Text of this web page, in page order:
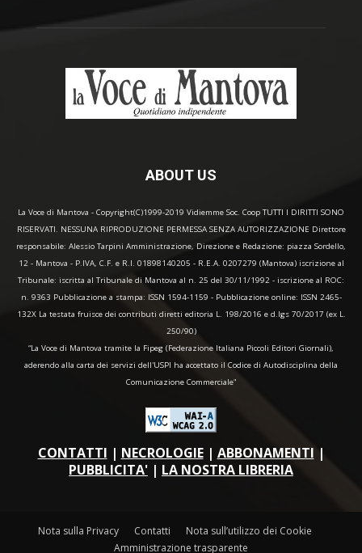
ABOUT US
La Voce di Mantova - Copyright(C)1999-2019 Vidiemme Soc. Coop TUTTI I DIRITTI SONO
RISERVATI. NESSUNA RIPRODUZIONE PERMESSA SENZA AUTORIZZAZIONE Direttore
responsabile: Alessio Tarpini Amministrazione, Direzione e Redazione: piazza Sordello,
12 - Mantova - P.IVA, C.F. e R.I. 01898140205 - R.E.A. 0207279 (Mantova) iscrizione al
Tribunale: iscritta al Tribunale di Mantova al n. 25 del 30/11/1992 - iscrizione al ROC:
n. 9363 Pubblicazione a stampa: ISSN 1594-1159 - Pubblicazione online: ISSN 2465-
132X La testata fruisce dei contributi diretti editoria L. 198/2016 e d.lgs 70/2017 (ex L.
250/90)
“La Voce di Mantova tramite la Fipeg (Federazione Italiana Piccoli Editori Giornali),
aderendo alla carta dei servizi dell'USPI ha accettato il Codice di Autodisciplina della
Comunicazione Commerciale"
CONTATTI | NECROLOGIE| ABBONAMENTI |
PUBBLICITA' | LA NOSTRA LIBRERIA
Nota sulla Privacy Contatti
Nota sull’utilizzo dei Cookie
Amministrazione trasparente